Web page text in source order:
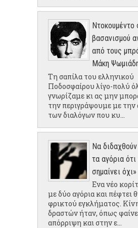
Ντοκουμέντο
βασανισμού
από τους
Μάκη
Τη σαπίλα του ελληνικού
Ποδοσφαίρου λίγο-πολύ
γνωρίζαμε κι ας μην
την περιγράψουμε με την
των διαλόγων που κυ...
Να
τα αγόρια ότι
σημαίνει όχι»
Ενα νέο
με δύο αγόρια και πέφτει
φρικτού εγκλήματος.
δραστών ήταν, όπως
απόρριψη και στην ε...